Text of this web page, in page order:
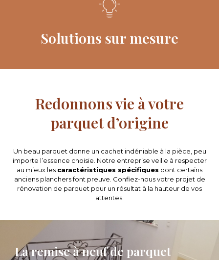
Solutions sur mesure
Redonnons vie à votre
parquet d’origine
Un beau parquet donne un cachet indéniable à la pièce, peu
importe l’essence choisie. Notre entreprise veille à respecter
au mieux les caractéristiques spécifiques dont certains
anciens planchers font preuve. Confiez-nous votre projet de
rénovation de parquet pour un résultat à la hauteur de vos
attentes.
La remise à neuf de parquet